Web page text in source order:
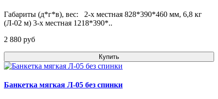
Габариты (д*г*в), вес: 2-х местная 828*390*460 мм, 6,8 кг
(Л-02 м) 3-х местная 1218*390*..
2 880 pуб
Купить
Банкетка мягкая Л-05 без спинки